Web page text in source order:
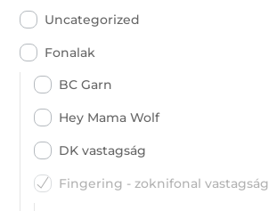
Uncategorized
Fonalak
BC Garn
Hey Mama Wolf
DK vastagság
Fingering - zoknifonal vastagság